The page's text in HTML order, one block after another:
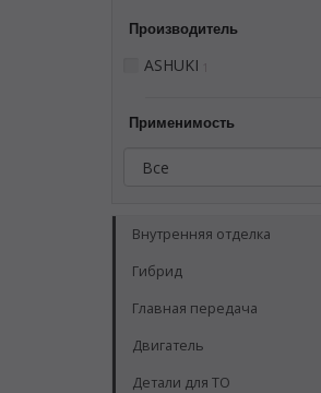
Производитель
ASHUKI 1
Применимость
Внутренняя отделка
Гибрид
Главная передача
Двигатель
Детали для ТО